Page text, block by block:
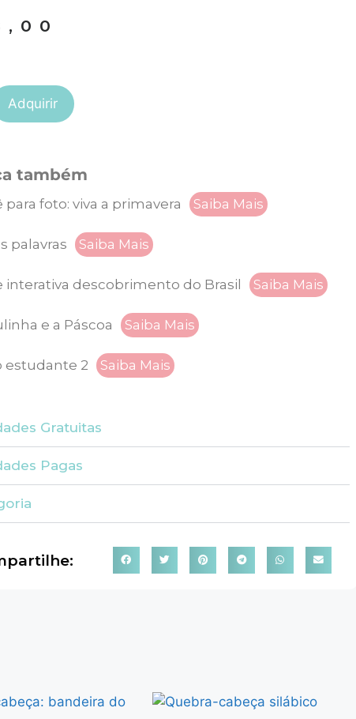
Adquirir
também
foto: viva a primavera Saiba Mais
palavras Saiba Mais
interativa descobrimento do Brasil Saiba Mais
e a Páscoa Saiba Mais
estudante 2 Saiba Mais
Gratuitas
Pagas